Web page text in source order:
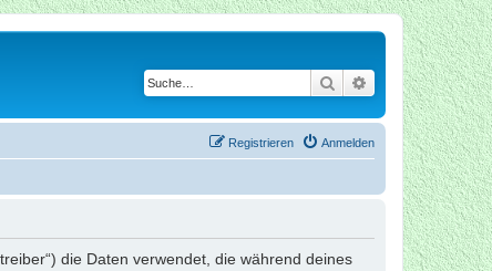
Suche Erweiterte Suche
Anmelden
Registrieren
die Daten verwendet, die während deines